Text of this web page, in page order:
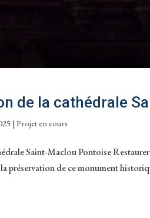
de la cathédrale
|Projet en cours
Saint-Maclou Pontoise
préservation de ce monument